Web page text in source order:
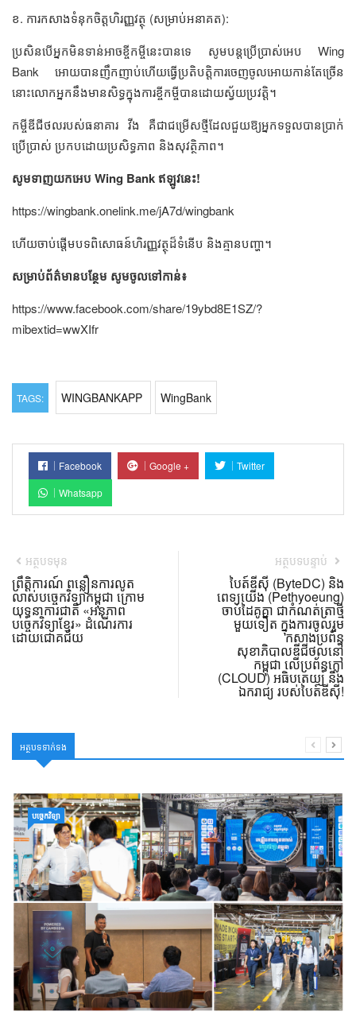
ខ. ការកសាងទំនុកចិត្តហិរញ្ញវត្ថុ (សម្រាប់អនាគត):
ប្រសិនបើអ្នកមិនទាន់អាចខ្ចីកម្ចីនេះបានទេ សូមបន្តប្រើប្រាស់អេប Wing
Bank អោយបានញឹកញាប់ហើយធ្វើប្រតិបត្តិការចេញចូលអោយកាន់តែច្រើន
នោះលោកអ្នកនឹងមានសិទ្ធក្នុងការខ្ចីកម្ចីបានដោយស្វ័យប្រវត្តិ។
កម្ចីឌីជីថលរបស់ធនាគារ វីង គឺជាជម្រើសថ្មីដែលជួយឱ្យអ្នកទទួលបានប្រាក់
ប្រើប្រាស់ ប្រកបដោយប្រសិទ្ធភាព និងសុវត្ថិភាព។
សូមទាញយកអេប Wing Bank ឥឡូវនេះ!
https://wingbank.onelink.me/jA7d/wingbank
ហើយចាប់ផ្តើមបទពិសោធន៍ហិរញ្ញវត្ថុដ៏ទំនើប និងគ្មានបញ្ហា។
សម្រាប់ព័ត៌មានបន្ថែម សូមចូលទៅកាន់៖
https://www.facebook.com/share/19ybd8E1SZ/?
mibextid=wwXIfr
TAGS: WINGBANKAPP WingBank
Facebook Google +
Twitter
Whatsapp
អត្ថបទមុន
ព្រឹត្តិការណ៍ ពន្លឿនការលូត
លាស់បច្ចេកវិទ្យាកម្ពុជា ក្រោម
យុទ្ធនាការជាតិ «អនុភាព
បច្ចេកវិទ្យាខ្មែរ» ដំណើរការ
ដោយជោគជ័យ
អត្ថបទបន្ទាប់
បៃត៍ឌីស៊ី (ByteDC) និង
ពេទ្យយើង (Pethyoeung)
ចាប់ដៃគូគ្នា ជាកំណត់ត្រាថ្មី
មួយទៀត ក្នុងការចូលរួម
កសាងប្រព័ន្ធ
សុខាភិបាលឌីជីថល​នៅ
កម្ពុជា លើប្រព័ន្ធក្លៅ
(CLOUD) អធិបតេយ្យ និង
ឯករាជ្យ របស់បៃត៍ឌីស៊ី!
អត្ថបទទាក់ទង
បច្ចេកវិទ្យា